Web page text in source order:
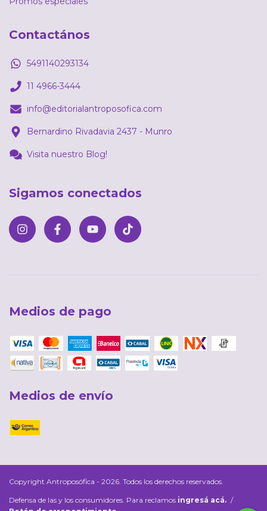
Contactános
5491140293134
11 4966-3444
info@editorialantroposofica.com
Bernardino Rivadavia 2437 - Munro
Visita nuestro Blog!
Sigamos conectados
Medios de pago
Medios de envío
Copyright Antroposófica - 2026. Todos los derechos reservados.
Defensa de las y los consumidores. Para reclamos ingresá acá. /